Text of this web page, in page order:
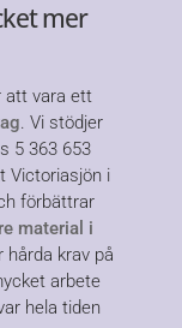
mer
att vara ett
. Vi stödjer
5 363 653
Victoriasjön i
förbättrar
material i
hårda krav på
arbete
hela tiden